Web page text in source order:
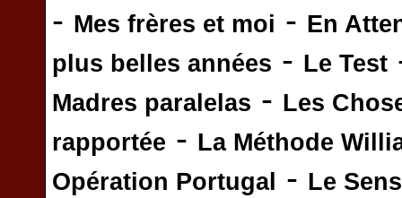
- Mes frères et moi - En
plus belles années - Le Test
Madres paralelas - Les
rapportée - La Méthode
Opération Portugal
- Le